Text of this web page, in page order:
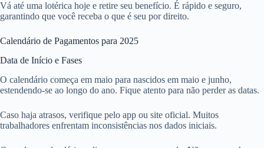
Vá até uma lotérica hoje e retire seu benefício. É rápido e seguro,
garantindo que você receba o que é seu por direito.
Calendário de Pagamentos para 2025
Data de Início e Fases
O calendário começa em maio para nascidos em maio e junho,
estendendo-se ao longo do ano. Fique atento para não perder as datas.
Caso haja atrasos, verifique pelo app ou site oficial. Muitos
trabalhadores enfrentam inconsistências nos dados iniciais.